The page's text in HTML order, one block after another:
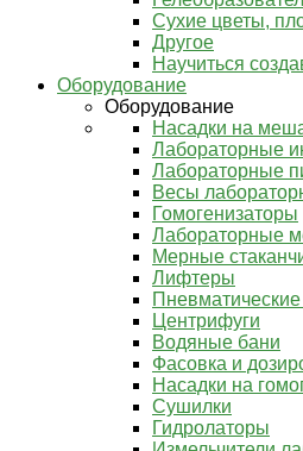
Сухие цветы,
Другое
Научиться
Оборудование
Оборудование
Насадки на
Лабораторные
Лабораторные
Весы
Гомогенизаторы
Лабораторные
Мерные
Лифтеры
Центрифуги
Водяные бани
Фасовка и
Насадки на
Сушилки
Гидролаторы